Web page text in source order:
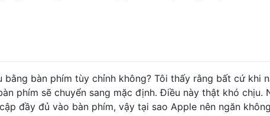
bằng bàn phím tùy chỉnh không? Tôi thấy rằng bất cứ khi
phím sẽ chuyển sang mặc định. Điều này thật khó chịu.
đầy đủ vào bàn phím, vậy tại sao Apple nên ngăn